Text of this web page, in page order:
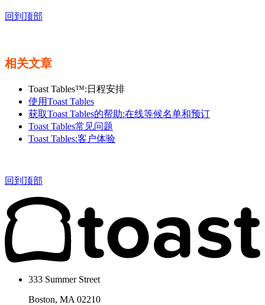
回到顶部
相关文章
Toast Tables™:日程安排
使用Toast Tables
获取Toast Tables的帮助:在线等候名单和预订
Toast Tables常见问题
Toast Tables:客户体验
回到顶部
333 Summer Street
Boston, MA 02210